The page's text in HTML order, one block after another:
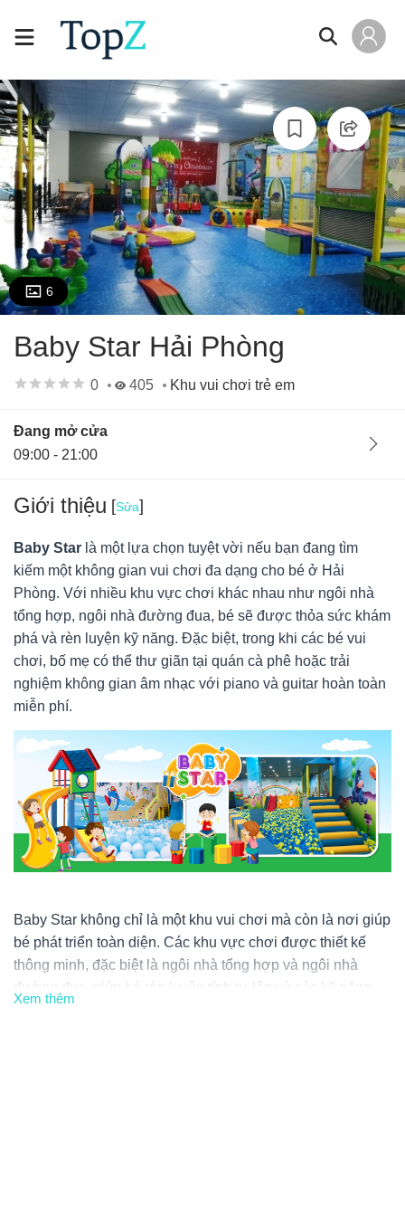
Ban quản lý
08/10/24
Hà Nội, Việt Nam
Baby Star Hải Phòng
6
Baby Star Hải Phòng
0 405 Khu vui chơi trẻ em
Đang mở cửa
09:00 - 21:00
Giới thiệu [Sửa]
Baby Star là một lựa chọn tuyệt vời nếu bạn đang tìm
kiếm một không gian vui chơi đa dạng cho bé ở Hải
Phòng. Với nhiều khu vực chơi khác nhau như ngôi nhà
tổng hợp, ngôi nhà đường đua, bé sẽ được thỏa sức khám
phá và rèn luyện kỹ năng. Đặc biệt, trong khi các bé vui
chơi, bố mẹ có thể thư giãn tại quán cà phê hoặc trải
nghiệm không gian âm nhạc với piano và guitar hoàn toàn
miễn phí.
Baby Star không chỉ là một khu vui chơi mà còn là nơi giúp
bé phát triển toàn diện. Các khu vực chơi được thiết kế
thông minh, đặc biệt là ngôi nhà tổng hợp và ngôi nhà
đường đua, giúp bé rèn luyện tính tự lập và các kỹ năng
Xem thêm